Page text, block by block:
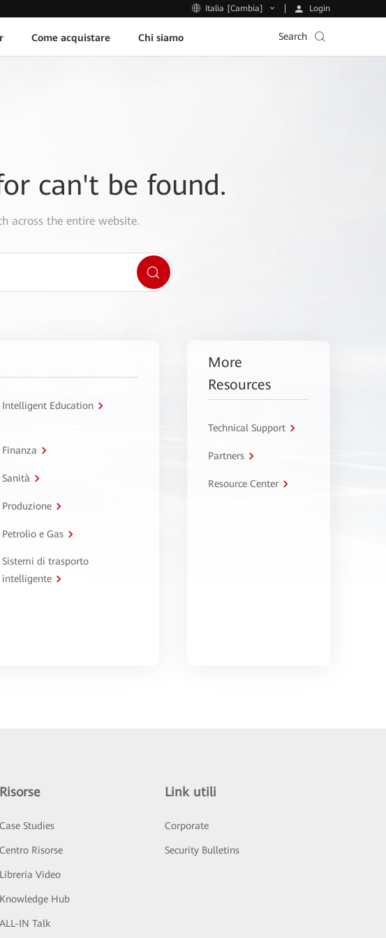
Italia [Cambia] Login
Come acquistare Chi siamo Search
can't be found.
across the entire website.
Intelligent Education
Finanza
Sanità
Produzione
Petrolio e Gas
Sistemi di trasporto
intelligente
More
Resources
Technical Support
Partners
Resource Center
Risorse
Case Studies
Centro Risorse
Libreria Video
Knowledge Hub
ALL-IN Talk
Link utili
Corporate
Security Bulletins